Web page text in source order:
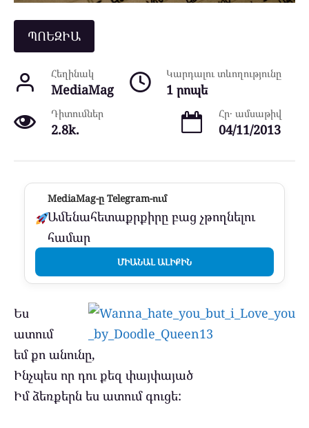
ՊՈԵԶԻԱ
Հեղինակ
MediaMag
Կարդալու տևողությունը
1 րոպե
Դիտումներ
2.8k.
Հր․ ամսաթիվ
04/11/2013
MediaMag-ը Telegram-ում
Ամենահետաքրքիրը բաց չթողնելու
համար
ՄԻԱՆԱԼ ԱԼԻՔԻՆ
Ես
ատում
եմ քո անունը,
Ինչպես որ դու քեզ փայփայած
Իմ ձեռքերն ես ատում գուցե: